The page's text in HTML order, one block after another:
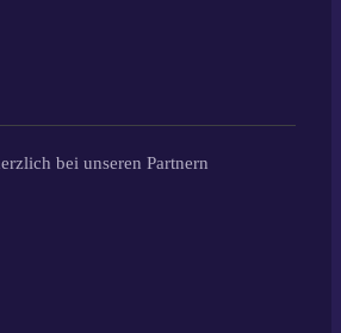
bei unseren Partnern